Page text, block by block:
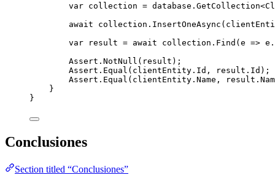
var collection = database . GetCollection
await
collection . InsertOneAsync
var result = await collection . Find (e => e .
Assert . NotNull (result);
Assert . Equal ( clientEntity . Id , result . Id );
Assert . Equal ( clientEntity . Name , result .
}
}
Conclusiones
Section titled “Conclusiones”